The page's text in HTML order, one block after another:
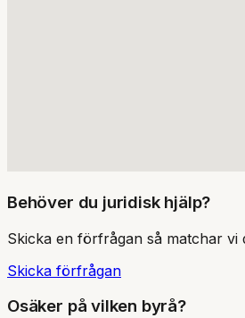
Behöver du juridisk hjälp?
Skicka en förfrågan så matchar vi
Skicka förfrågan
Osäker på vilken byrå?